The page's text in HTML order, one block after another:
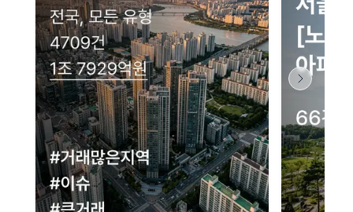
네이버 지도 연결 안내
현재 네이버 지도 연결이 원활하지 않아 지도를 불러올 수 없습니다.
이용에 불편을 드려 죄송합니다.
다시 시도